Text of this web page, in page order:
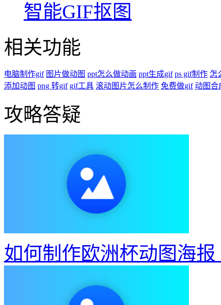
智能GIF抠图
相关功能
电脑制作gif 图片做动图 ppt怎么做动画 ppt生成gif ps gif制作 怎
添加动图 png 转gif gif工具 滚动图片怎么制作 免费做gif 动图合
攻略答疑
如何制作欧洲杯动图海报